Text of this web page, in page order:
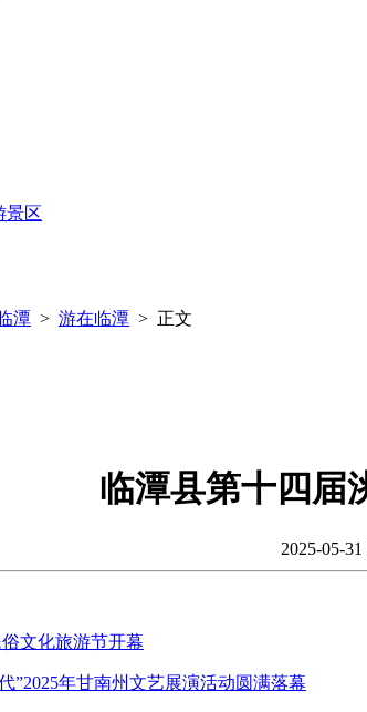
景区
潭 > 游在临潭 > 正文
临潭县第十四届
2025-05-
文化旅游节开幕
”2025年甘南州文艺展演活动圆满落幕